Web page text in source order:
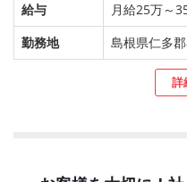
給与
月給25万～
勤務地
島根県仁多
詳